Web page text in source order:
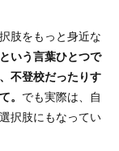
肢をもっと身近な
いう言葉ひとつで
不登校だったりす
。 でも実際は、自
択肢にもなってい